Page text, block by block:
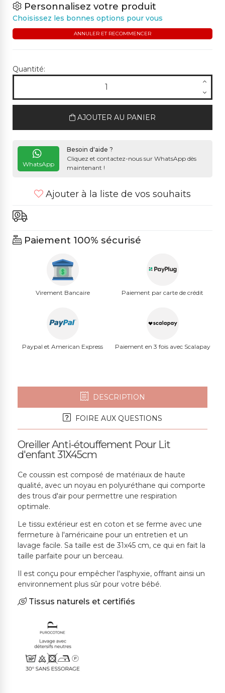
Personnalisez votre produit
Choisissez les bonnes options pour vous
ANNULER ET RECOMMENCER
Quantité:
AJOUTER AU PANIER
WhatsApp
Besoin d'aide ?
Cliquez et contactez-nous sur WhatsApp dès
maintenant !
Ajouter à la liste de vos souhaits
Paiement 100% sécurisé
Virement Bancaire Paiement par carte de crédit
Paypal et American Express Paiement en 3 fois avec Scalapay
DESCRIPTION
FOIRE AUX QUESTIONS
Oreiller Anti-étouffement Pour Lit
d'enfant 31X45cm
Ce coussin est composé de matériaux de haute
qualité, avec un noyau en polyuréthane qui comporte
des trous d'air pour permettre une respiration
optimale.
Le tissu extérieur est en coton et se ferme avec une
fermeture à l'américaine pour un entretien et un
lavage facile. Sa taille est de 31x45 cm, ce qui en fait la
taille parfaite pour un berceau.
Il est conçu pour empêcher l'asphyxie, offrant ainsi un
environnement plus sûr pour votre bébé.
Tissus naturels et certifiés